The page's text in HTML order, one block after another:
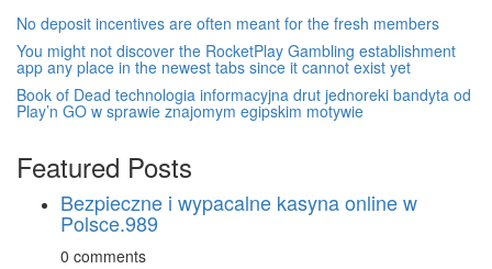
No deposit incentives are often meant for the fresh members
You might not discover the RocketPlay Gambling establishment
app any place in the newest tabs since it cannot exist yet
Book of Dead technologia informacyjna drut jednoreki bandyta od
Play’n GO w sprawie znajomym egipskim motywie
Featured Posts
Bezpieczne i wypacalne kasyna online w
Polsce.989
0 comments